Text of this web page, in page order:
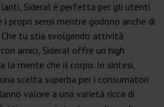
Sideral è perfetta per gli utenti
i propri sensi mentre godono anche di
tu stia svolgendo attività
amici, Sideral offre un high
la mente che il corpo. In sintesi,
scelta superba per i consumatori
valore a una varietà ricca di